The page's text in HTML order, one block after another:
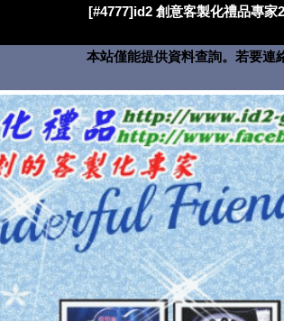
[#4777]id2 創意客製化禮品專家
本站僅能提供資料查詢。若要連